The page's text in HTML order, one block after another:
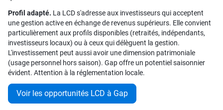
Profil adapté. La LCD s'adresse aux investisseurs qui acceptent
une gestion active en échange de revenus supérieurs. Elle convient
particulièrement aux profils disponibles (retraités, indépendants,
investisseurs locaux) ou à ceux qui délèguent la gestion.
L'investissement peut aussi avoir une dimension patrimoniale
(usage personnel hors saison). Gap offre un potentiel saisonnier
évident. Attention à la réglementation locale.
Voir les opportunités LCD à Gap